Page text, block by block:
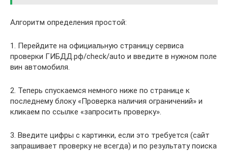
Алгоритм определения простой:
1. Перейдите на официальную страницу сервиса
проверки ГИБДД.рф/check/auto и введите в нужном поле
вин автомобиля.
2. Теперь спускаемся немного ниже по странице к
последнему блоку «Проверка наличия ограничений» и
кликаем по ссылке «запросить проверку».
3. Введите цифры с картинки, если это требуется (сайт
запрашивает проверку не всегда) и по результату поиска